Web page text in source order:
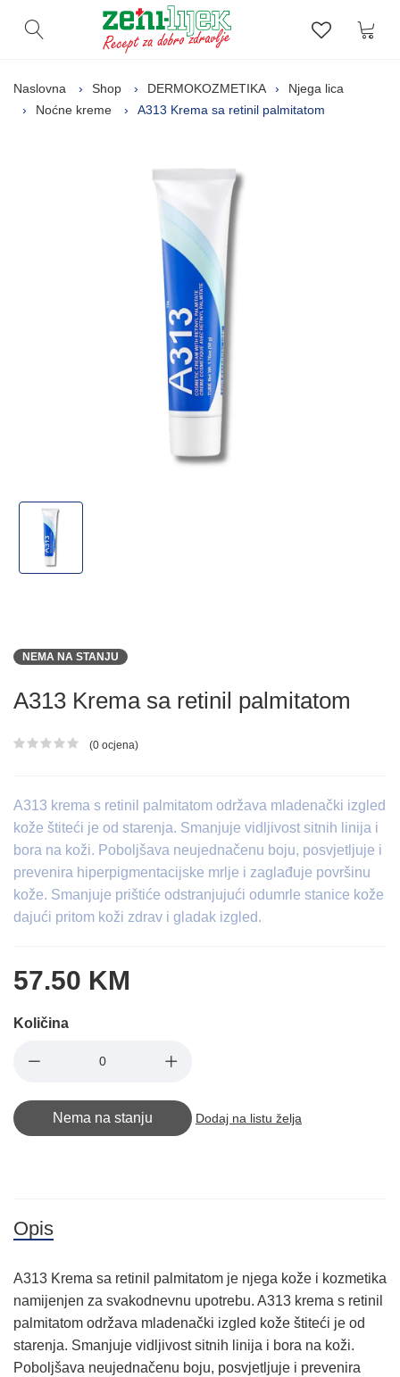
Otvori pretragu Lista
Naslovna Shop DERMOKOZMETIKA
Njega lica
Noćne kreme
A313 Krema sa retinil palmitatom
NEMA NA STANJU
A313 Krema sa retinil palmitatom
Ocjena proizvoda
(0 ocjena)
A313 krema s retinil palmitatom održava mladenački izgled
kože štiteći je od starenja. Smanjuje vidljivost sitnih linija i
bora na koži. Poboljšava neujednačenu boju, posvjetljuje i
prevenira hiperpigmentacijske mrlje i zaglađuje površinu
kože. Smanjuje prištiće odstranjujući odumrle stanice kože
dajući pritom koži zdrav i gladak izgled.
57.50 KM
Količina
Nema na stanju Dodaj na listu želja
Opis
A313 Krema sa retinil palmitatom je njega kože i kozmetika
namijenjen za svakodnevnu upotrebu. A313 krema s retinil
palmitatom održava mladenački izgled kože štiteći je od
starenja. Smanjuje vidljivost sitnih linija i bora na koži.
Poboljšava neujednačenu boju, posvjetljuje i prevenira